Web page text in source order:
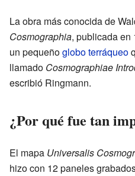
La obra más conocida de
Cosmographia, publicada en
un pequeñoglobo terráqueo
llamado Cosmographiae
escribió Ringmann.
¿Por qué fue tan
El mapa Universalis
hizo con 12 paneles